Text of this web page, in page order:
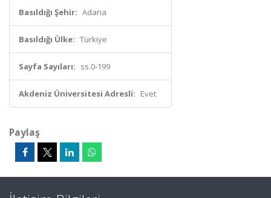
Basıldığı Şehir: Adana
Basıldığı Ülke: Türkiye
Sayfa Sayıları: ss.0-199
Akdeniz Üniversitesi Adresli: Evet
Paylaş